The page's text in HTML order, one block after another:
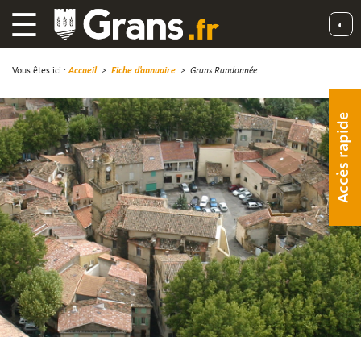
☰ ◐
Accès rapide
Vous êtes ici : Accueil> Fiche d'annuaire > Grans Randonnée